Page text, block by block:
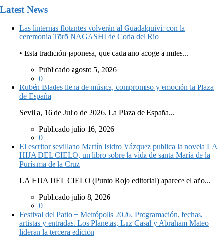
Latest News
Las linternas flotantes volverán al Guadalquivir con la
ceremonia Tōrō NAGASHI de Coria del Río
• Esta tradición japonesa, que cada año acoge a miles...
Publicado agosto 5, 2026
0
Rubén Blades llena de música, compromiso y emoción la Plaza
de España
Sevilla, 16 de Julio de 2026. La Plaza de España...
Publicado julio 16, 2026
0
El escritor sevillano Martín Isidro Vázquez publica la novela LA
HIJA DEL CIELO, un libro sobre la vida de santa María de la
Purísima de la Cruz
LA HIJA DEL CIELO (Punto Rojo editorial) aparece el año...
Publicado julio 8, 2026
0
Festival del Patio + Metrópolis 2026. Programación, fechas,
artistas y entradas. Los Planetas, Luz Casal y Abraham Mateo
lideran la tercera edición